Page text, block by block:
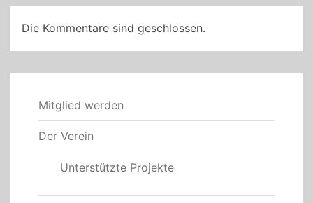
Die Kommentare sind geschlossen.
Mitglied werden
Der Verein
Unterstützte Projekte